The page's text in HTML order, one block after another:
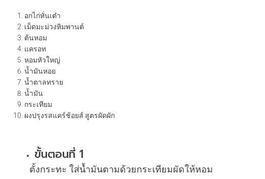
อกไก่หั่นเต๋า
เม็ดมะม่วงหิมพานต์
ต้นหอม
แครอท
หอมหัวใหญ่
น้ำมันหอย
น้ำตาลทราย
น้ำมัน
กระเทียม
ผงปรุงรสแคร์ช้อยส์ สูตรผัดผัก
ขั้นตอนที่ 1
ตั้งกระทะ ใส่น้ำมันตามด้วยกระเทียมผัดให้หอม